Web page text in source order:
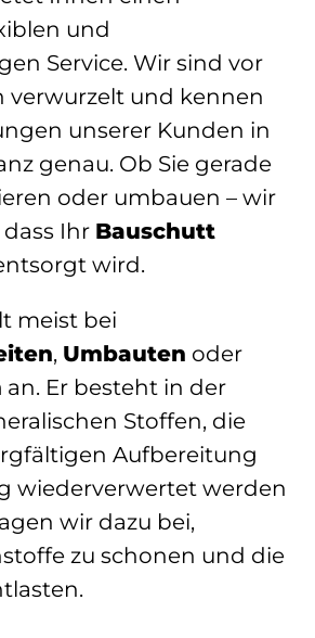
und
Service. Wir sind vor
verwurzelt und kennen
unserer Kunden in
genau. Ob Sie gerade
oder umbauen – wir
Ihr Bauschutt
wird.
meist bei
, Umbauten oder
an. Er besteht in der
Stoffen, die
Aufbereitung
wiederverwertet werden
wir dazu bei,
zu schonen und die